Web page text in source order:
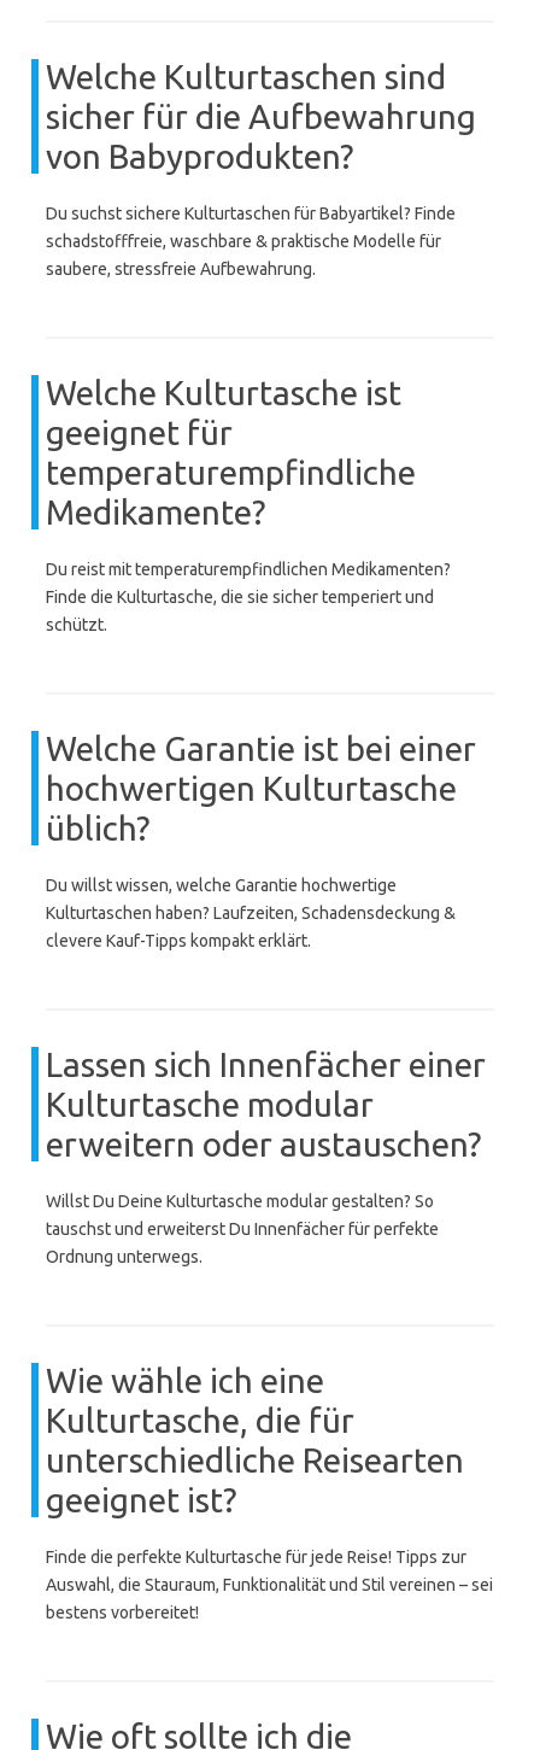
Welche Kulturtaschen sind
sicher für die Aufbewahrung
von Babyprodukten?
Du suchst sichere Kulturtaschen für Babyartikel? Finde
schadstofffreie, waschbare & praktische Modelle für
saubere, stressfreie Aufbewahrung.
Welche Kulturtasche ist
geeignet für
temperaturempfindliche
Medikamente?
Du reist mit temperaturempfindlichen Medikamenten?
Finde die Kulturtasche, die sie sicher temperiert und
schützt.
Welche Garantie ist bei einer
hochwertigen Kulturtasche
üblich?
Du willst wissen, welche Garantie hochwertige
Kulturtaschen haben? Laufzeiten, Schadensdeckung &
clevere Kauf-Tipps kompakt erklärt.
Lassen sich Innenfächer einer
Kulturtasche modular
erweitern oder austauschen?
Willst Du Deine Kulturtasche modular gestalten? So
tauschst und erweiterst Du Innenfächer für perfekte
Ordnung unterwegs.
Wie wähle ich eine
Kulturtasche, die für
unterschiedliche Reisearten
geeignet ist?
Finde die perfekte Kulturtasche für jede Reise! Tipps zur
Auswahl, die Stauraum, Funktionalität und Stil vereinen – sei
bestens vorbereitet!
Wie oft sollte ich die